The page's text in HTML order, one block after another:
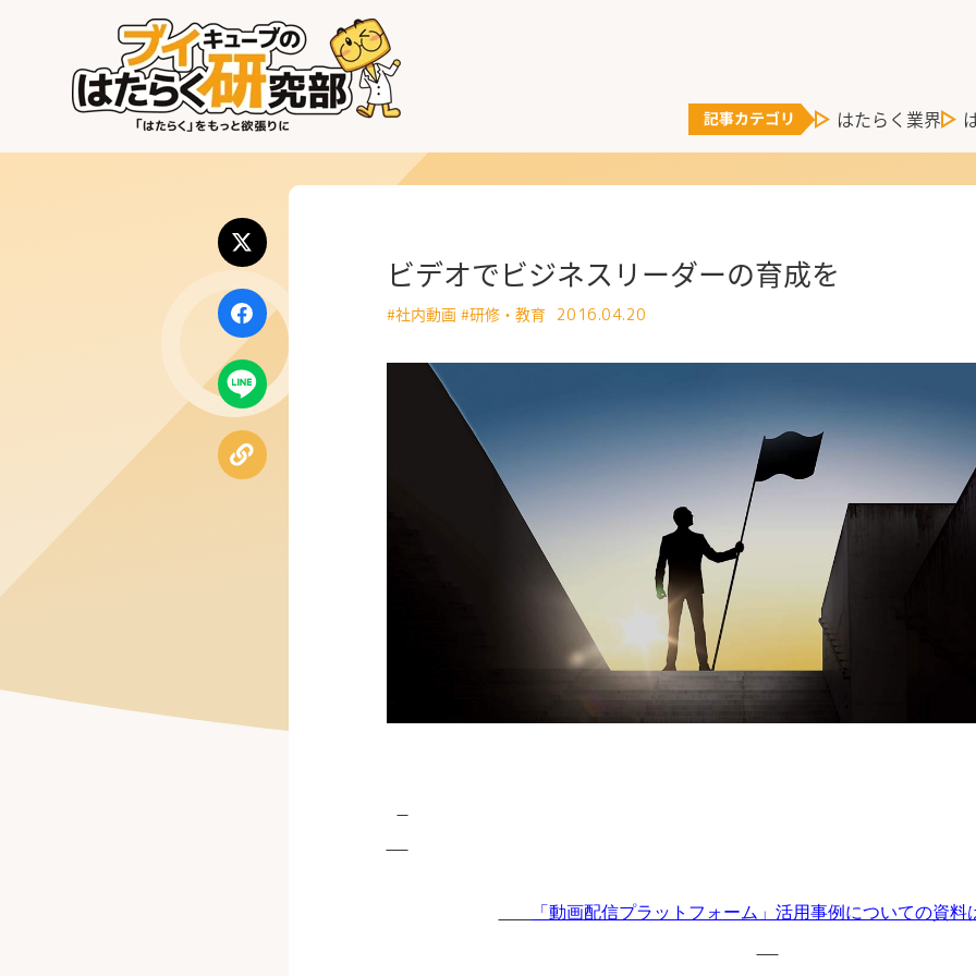
はたらく業界
はたらく業界
はたらく部署
公式Facebook
ビデオでビジネスリーダーの育成を
#社内動画 #研修・教育 2016.04.20
「動画配信プラットフォーム」活用事例についての資料